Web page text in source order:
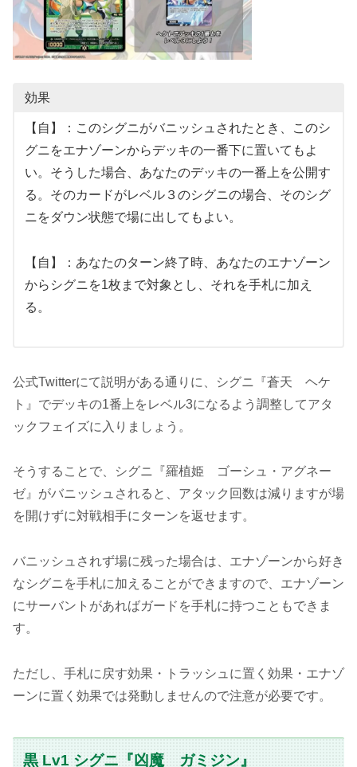
効果
【自】：このシグニがバニッシュされたとき、このシ
グニをエナゾーンからデッキの一番下に置いてもよ
い。そうした場合、あなたのデッキの一番上を公開す
る。そのカードがレベル３のシグニの場合、そのシグ
ニをダウン状態で場に出してもよい。
【自】：あなたのターン終了時、あなたのエナゾーン
からシグニを1枚まで対象とし、それを手札に加え
る。
公式Twitterにて説明がある通りに、シグニ『蒼天 ヘケ
ト』でデッキの1番上をレベル3になるよう調整してアタ
ックフェイズに入りましょう。
そうすることで、シグニ『羅植姫 ゴーシュ・アグネー
ゼ』がバニッシュされると、アタック回数は減りますが場
を開けずに対戦相手にターンを返せます。
バニッシュされず場に残った場合は、エナゾーンから好き
なシグニを手札に加えることができますので、エナゾーン
にサーバントがあればガードを手札に持つこともできま
す。
ただし、手札に戻す効果・トラッシュに置く効果・エナゾ
ーンに置く効果では発動しませんので注意が必要です。
黒 Lv1 シグニ『凶魔 ガミジン』